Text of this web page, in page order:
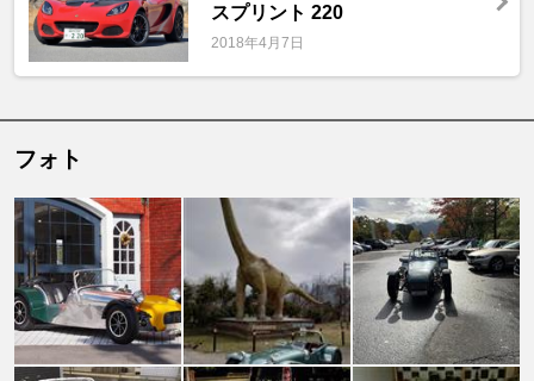
スプリント 220
2018年4月7日
フォト